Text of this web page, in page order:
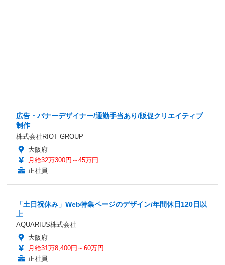
広告・バナーデザイナー/通勤手当あり/販促クリエイティブ
制作
株式会社RIOT GROUP
大阪府
月給32万300円～45万円
正社員
「土日祝休み」Web特集ページのデザイン/年間休日120日以
上
AQUARIUS株式会社
大阪府
月給31万8,400円～60万円
正社員